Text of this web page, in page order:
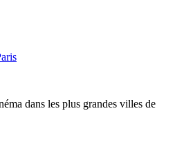
dans les plus grandes villes de